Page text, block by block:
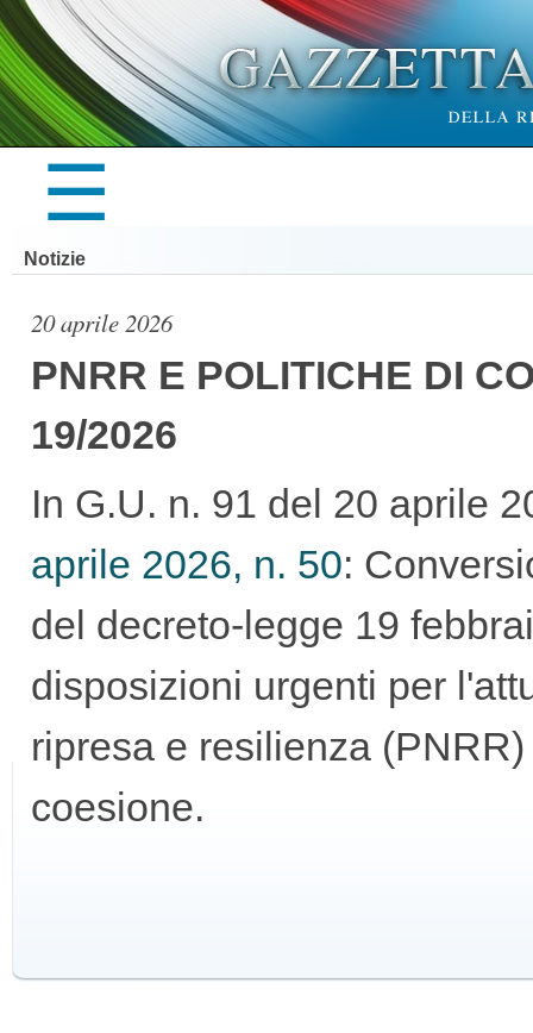
☰
×
LA
GAZZETTA
UFFICIALE
GUIDA
ALL'USO
F.A.Q.
INSERZIONI
Notizie
20 aprile 2026
PNRR E POLITICHE DI
19/2026
In G.U. n. 91 del 20 aprile
aprile 2026, n. 50:
del decreto-legge 19
disposizioni urgenti per
ripresa e resilienza
coesione.